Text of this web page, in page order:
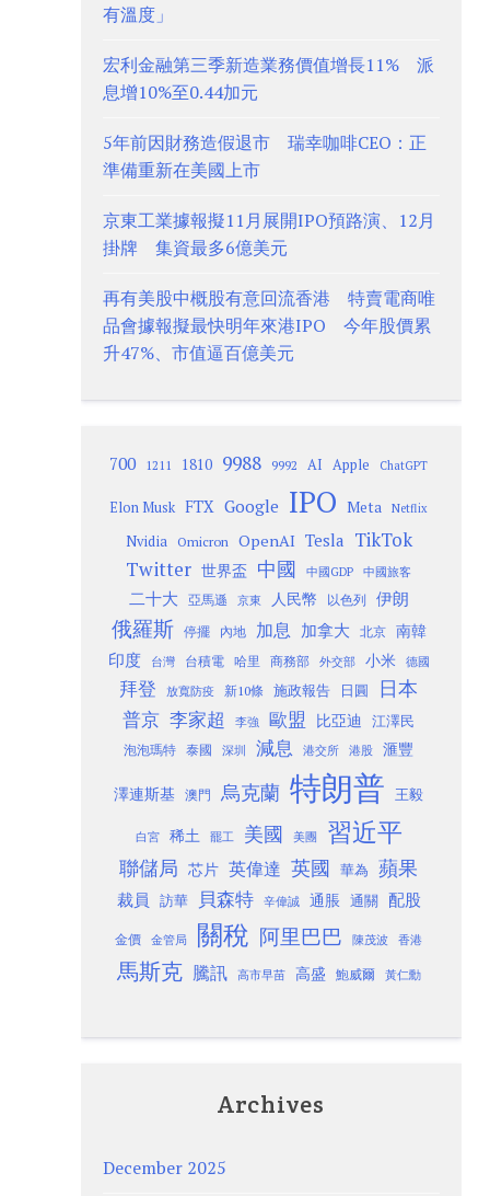
有溫度」
宏利金融第三季新造業務價值增長11% 派
息增10%至0.44加元
5年前因財務造假退市 瑞幸咖啡CEO：正
準備重新在美國上市
京東工業據報擬11月展開IPO預路演、12月
掛牌 集資最多6億美元
再有美股中概股有意回流香港 特賣電商唯
品會據報擬最快明年來港IPO 今年股價累
升47%、市值逼百億美元
700 1211 1810 9988 9992 AI Apple ChatGPT
Elon Musk FTX Google IPO Meta Netflix
Nvidia Omicron OpenAI Tesla TikTok
Twitter 世界盃 中國 中國GDP 中國旅客
二十大 亞馬遜 京東 人民幣 以色列 伊朗
俄羅斯 停擺 內地 加息 加拿大 北京
南韓
印度
台灣 台積電 哈里 商務部 外交部 小米 德國
拜登 放寬防疫 新10條 施政報告 日圓 日本
普京 李家超 李強 歐盟 比亞迪 江澤民
泡泡瑪特 泰國 深圳 減息 港交所 港股 滙豐
澤連斯基 澳門 烏克蘭 特朗普 王毅
白宮 稀土 罷工 美國 美團 習近平
聯儲局 芯片 英偉達 英國 華為 蘋果
裁員 訪華 貝森特 辛偉誠 通脹 通關 配股
金價 金管局 關稅 阿里巴巴 陳茂波 香港
馬斯克 騰訊 高市早苗 高盛 鮑威爾 黃仁勳
Archives
December 2025